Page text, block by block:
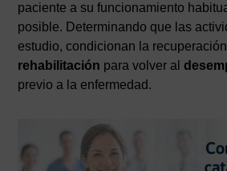
paciente a su funcionamiento
posible. Determinando que las
estudio, condicionan la
rehabilitación para volver al
previo a la enfermedad.